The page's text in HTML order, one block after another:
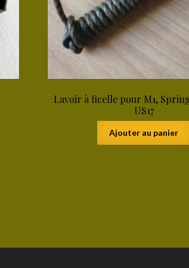
Lavoir à ficelle pour M1,
US17
Ajouter au panier